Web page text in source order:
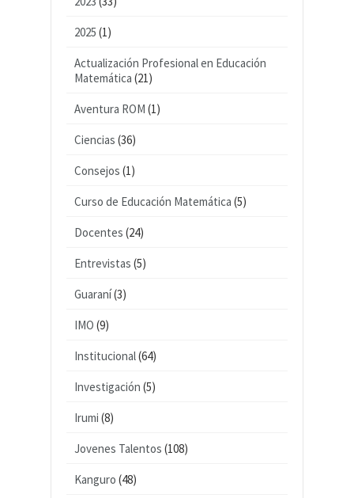
2025 (1)
Actualización Profesional en Educación
Matemática (21)
Aventura ROM (1)
Ciencias (36)
Consejos (1)
Curso de Educación Matemática (5)
Docentes (24)
Entrevistas (5)
Guaraní(3)
IMO (9)
Institucional(64)
Investigación (5)
Irumi (8)
Jovenes Talentos (108)
Kanguro (48)